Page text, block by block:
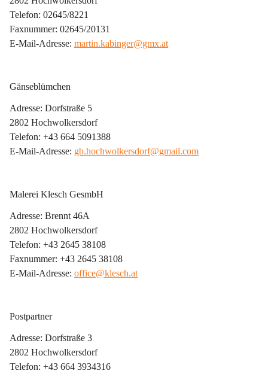
Telefon: 02645/8221
Faxnummer: 02645/20131
E-Mail-Adresse: martin.kabinger@gmx.at
Gänseblümchen
Adresse: Dorfstraße 5
2802 Hochwolkersdorf
Telefon: +43 664 5091388
E-Mail-Adresse: gb.hochwolkersdorf@gmail.com
Malerei Klesch GesmbH
Adresse: Brennt 46A
2802 Hochwolkersdorf
Telefon: +43 2645 38108
Faxnummer: +43 2645 38108
E-Mail-Adresse: office@klesch.at
Postpartner
Adresse: Dorfstraße 3
2802 Hochwolkersdorf
Telefon: +43 664 3934316